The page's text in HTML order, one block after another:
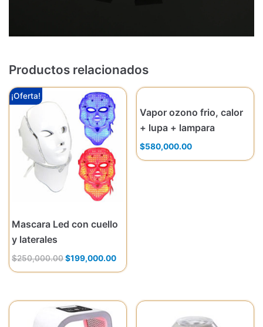
Productos relacionados
¡Oferta!
Mascara Led con cuello
y laterales
$250,000.00$199,000.00
Vapor ozono frio, calor
+ lupa + lampara
$580,000.00